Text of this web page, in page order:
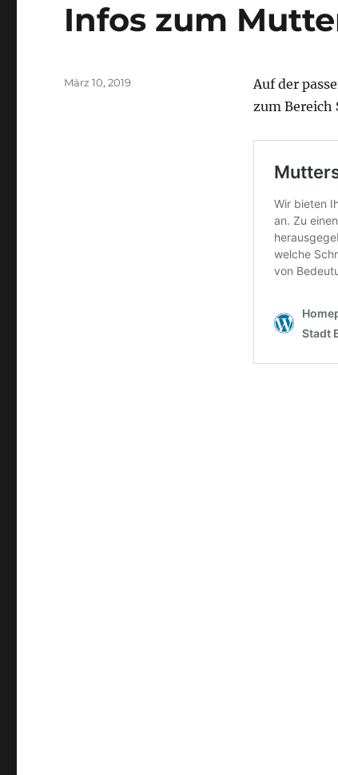
Infos zum
Auf der
zum
Veröffentlicht
März 10, 2019